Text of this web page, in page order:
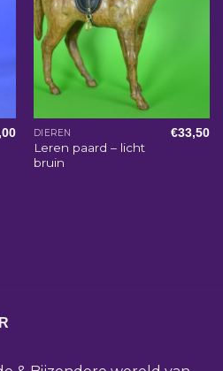
DIEREN
Leren paard – licht
bruin
€33,50